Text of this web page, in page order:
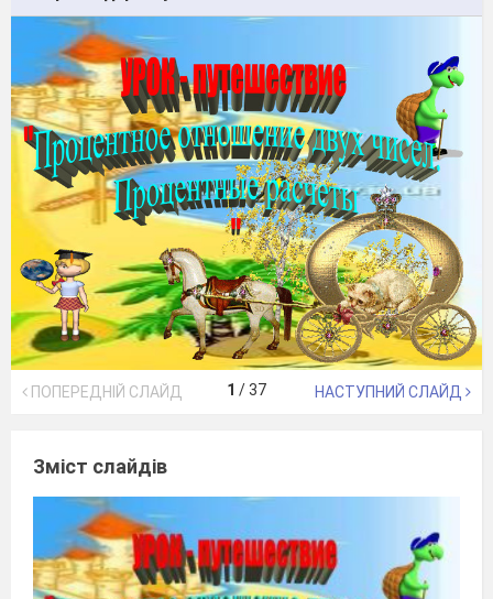
ПОПЕРЕДНІЙ СЛАЙД 1 /37 НАСТУПНИЙ СЛАЙД
Зміст слайдів